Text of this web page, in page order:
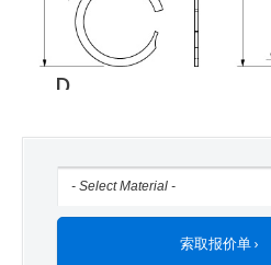
Do
索取报价单 ›